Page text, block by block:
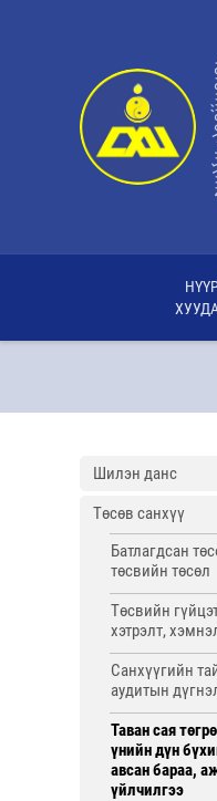
Шилэн данс
Төсөв санхүү
Батлагдсан
төсвийн төсөл
Төсвийн
хэтрэлт,
Санхүүгийн
аудитын
Таван сая
үнийн дүн
авсан бараа,
үйлчилгээ